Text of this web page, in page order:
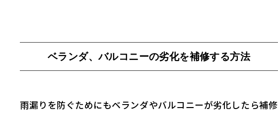
ベランダ、バルコニーの劣化を補修する方法
雨漏りを防ぐためにもベランダやバルコニーが劣化したら補修